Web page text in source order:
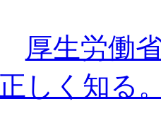
厚生労働
しく知る